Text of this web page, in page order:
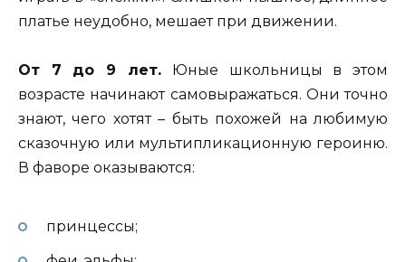
платье неудобно, мешает при движении.
От 7 до 9 лет. Юные школьницы в этом
возрасте начинают самовыражаться. Они точно
знают, чего хотят – быть похожей на любимую
сказочную или мультипликационную героиню.
В фаворе оказываются:
принцессы;